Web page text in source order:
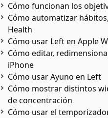
Cómo funcionan los
Cómo automatizar
Health
Cómo usar Left en Apple
Cómo editar,
iPhone
Cómo usar Ayuno en Left
Cómo mostrar distintos
de concentración
Cómo usar el